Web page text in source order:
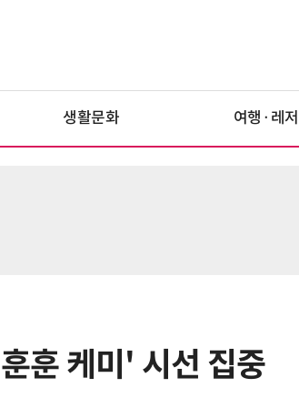
생활문화 여행·레저
훈 케미' 시선 집중